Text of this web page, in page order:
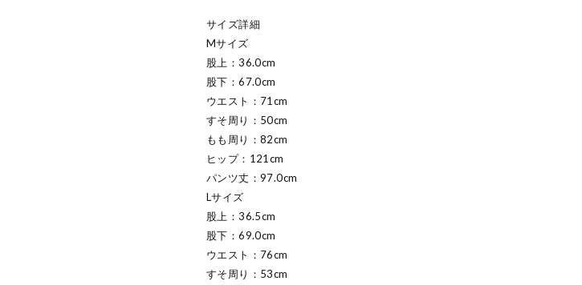
サイズ詳細
Mサイズ
股上：36.0cm
股下：67.0cm
ウエスト：71cm
すそ周り：50cm
もも周り：82cm
ヒップ：121cm
パンツ丈：97.0cm
Lサイズ
股上：36.5cm
股下：69.0cm
ウエスト：76cm
すそ周り：53cm